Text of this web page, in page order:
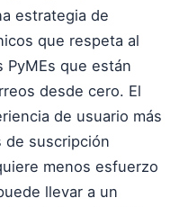
estrategia de
que respeta al
PyMEs que están
desde cero. El
de usuario más
de suscripción
menos esfuerzo
llevar a un